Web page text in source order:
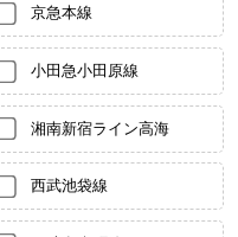
京急本線
小田急小田原線
湘南新宿ライン高海
西武池袋線